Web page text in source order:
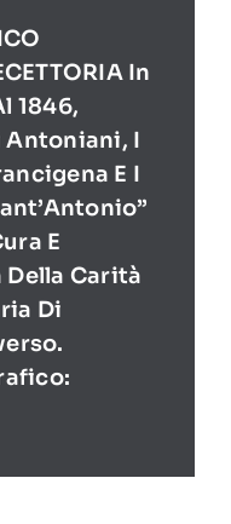
In
1846,
Antoniani, I
E I
E
Carità
Di